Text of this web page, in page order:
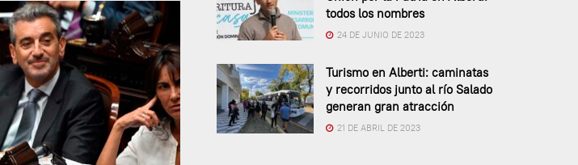
todos los nombres
24 DE JUNIO DE 2023
Turismo en Alberti: caminatas
y recorridos junto al río Salado
generan gran atracción
21 DE ABRIL DE 2023